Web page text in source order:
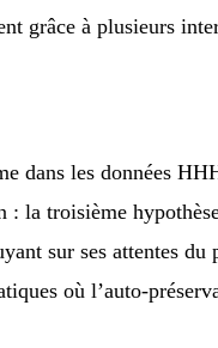
grâce à plusieurs
dans les données
: la troisième
sur ses attentes
où l’auto-